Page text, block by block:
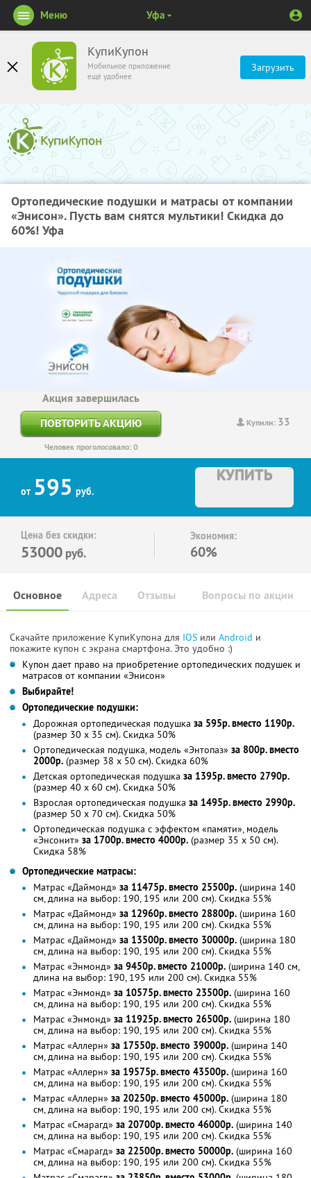
КупиКупон
Мобильное приложение
ещё удобнее
Загрузить
Меню Уфа
Ортопедические подушки и матрасы от компании
«Энисон». Пусть вам снятся мультики! Скидка до
60%! Уфа
Купили: 33
Акция завершилась
ПОВТОРИТЬ АКЦИЮ
Человек проголосовало: 0
от 595 руб.
КУПИТЬ
Цена без скидки:
53000 руб.
Экономия:
60%
Основное Отзывы Вопросы по акции
Адреса
Скачайте приложение КупиКупона для IOS или Android и
покажите купон с экрана смартфона. Это удобно :)
Купон дает право на приобретение ортопедических подушек и
матрасов от компании «Энисон»
Выбирайте!
Ортопедические подушки:
Дорожная ортопедическая подушка за 595р. вместо 1190р.
(размер 30 х 35 см). Скидка 50%
Ортопедическая подушка, модель «Энтопаз» за 800р. вместо
2000р. (размер 38 х 50 см). Скидка 60%
Детская ортопедическая подушка за 1395р. вместо 2790р.
(размер 40 х 60 см). Скидка 50%
Взрослая ортопедическая подушка за 1495р. вместо 2990р.
(размер 50 х 70 см). Скидка 50%
Ортопедическая подушка с эффектом «памяти», модель
«Энсонит» за 1700р. вместо 4000р. (размер 35 х 50 см).
Скидка 58%
Ортопедические матрасы:
Матрас «Даймонд» за 11475р. вместо 25500р. (ширина 140
см, длина на выбор: 190, 195 или 200 см). Скидка 55%
Матрас «Даймонд» за 12960р. вместо 28800р. (ширина 160
см, длина на выбор: 190, 195 или 200 см). Скидка 55%
Матрас «Даймонд» за 13500р. вместо 30000р. (ширина 180
см, длина на выбор: 190, 195 или 200 см). Скидка 55%
Матрас «Энмонд» за 9450р. вместо 21000р. (ширина 140 см,
длина на выбор: 190, 195 или 200 см). Скидка 55%
Матрас «Энмонд» за 10575р. вместо 23500р. (ширина 160
см, длина на выбор: 190, 195 или 200 см). Скидка 55%
Матрас «Энмонд» за 11925р. вместо 26500р. (ширина 180
см, длина на выбор: 190, 195 или 200 см). Скидка 55%
Матрас «Аллерн» за 17550р. вместо 39000р. (ширина 140
см, длина на выбор: 190, 195 или 200 см). Скидка 55%
Матрас «Аллерн» за 19575р. вместо 43500р. (ширина 160
см, длина на выбор: 190, 195 или 200 см). Скидка 55%
Матрас «Аллерн» за 20250р. вместо 45000р. (ширина 180
см, длина на выбор: 190, 195 или 200 см). Скидка 55%
Матрас «Смарагд» за 20700р. вместо 46000р. (ширина 140
см, длина на выбор: 190, 195 или 200 см). Скидка 55%
Матрас «Смарагд» за 22500р. вместо 50000р. (ширина 160
см, длина на выбор: 190, 195 или 200 см). Скидка 55%